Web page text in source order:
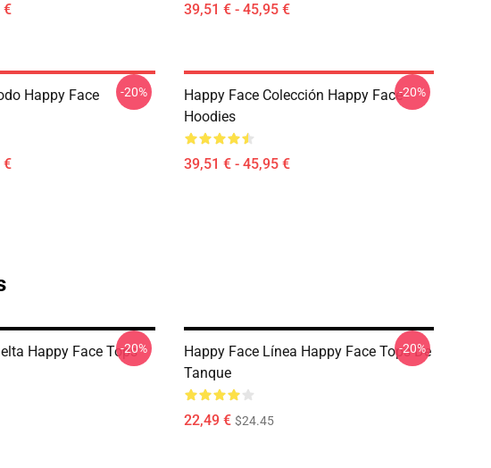
€ 39,51 € - 45,95 €
Happy Face
€
-20%
Happy Face Colección Happy Face
Hoodies
39,51 € - 45,95 €
-20%
Happy Face Tops
-20%
Happy Face Línea Happy Face Tops De
Tanque
22,49 € $24.45
-20%